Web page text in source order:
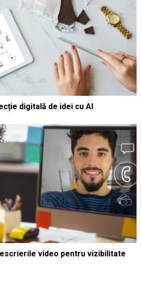
digitală de idei cu AI
video pentru vizibilitate